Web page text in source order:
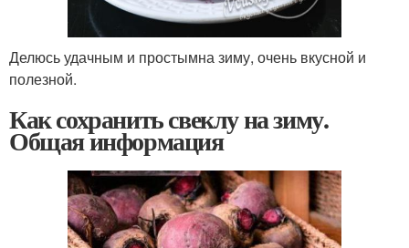
Делюсь удачным и простымна зиму, очень вкусной и
полезной.
Как сохранить свеклу на зиму.
Общая информация